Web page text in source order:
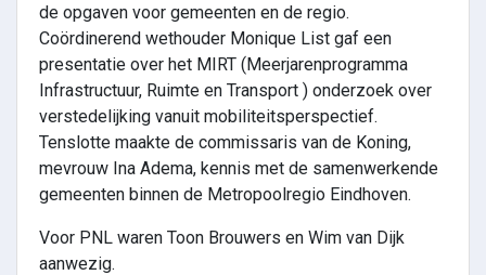
de opgaven voor gemeenten en de regio.
Coördinerend wethouder Monique List gaf een
presentatie over het MIRT (Meerjarenprogramma
Infrastructuur, Ruimte en Transport ) onderzoek over
verstedelijking vanuit mobiliteitsperspectief.
Tenslotte maakte de commissaris van de Koning,
mevrouw Ina Adema, kennis met de samenwerkende
gemeenten binnen de Metropoolregio Eindhoven.
Voor PNL waren Toon Brouwers en Wim van Dijk
aanwezig.